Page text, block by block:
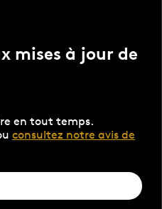
mises à jour de
en tout temps.
consultez notre avis de